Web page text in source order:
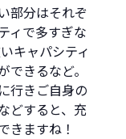
部分はそれぞ
ィで多すぎな
キャパシティ
きるなど。
行きご自身の
どすると、充
きますね！